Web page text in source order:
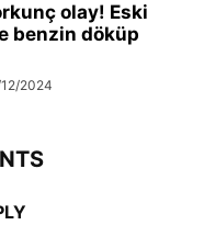
olay! Eski
benzin döküp
2024